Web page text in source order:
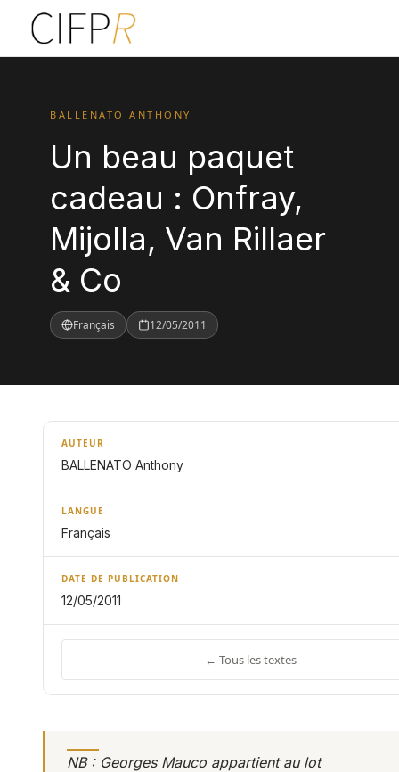
BALLENATO ANTHONY
Un beau paquet
cadeau : Onfray,
Mijolla, Van Rillaer
& Co
Français 12/05/2011
NB : Georges Mauco appartient au lot
AUTEUR
BALLENATO Anthony
LANGUE
Français
DATE DE PUBLICATION
12/05/2011
← Tous les textes